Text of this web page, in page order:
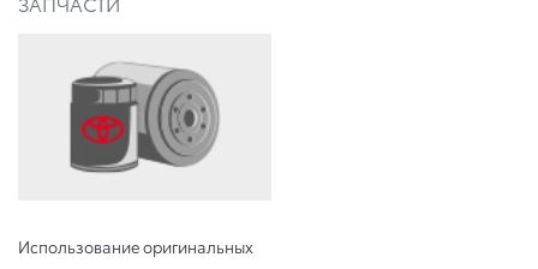
Использование оригинальных